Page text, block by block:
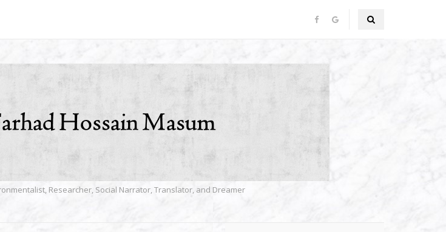
Researcher, Social Narrator, Translator, and Dreamer